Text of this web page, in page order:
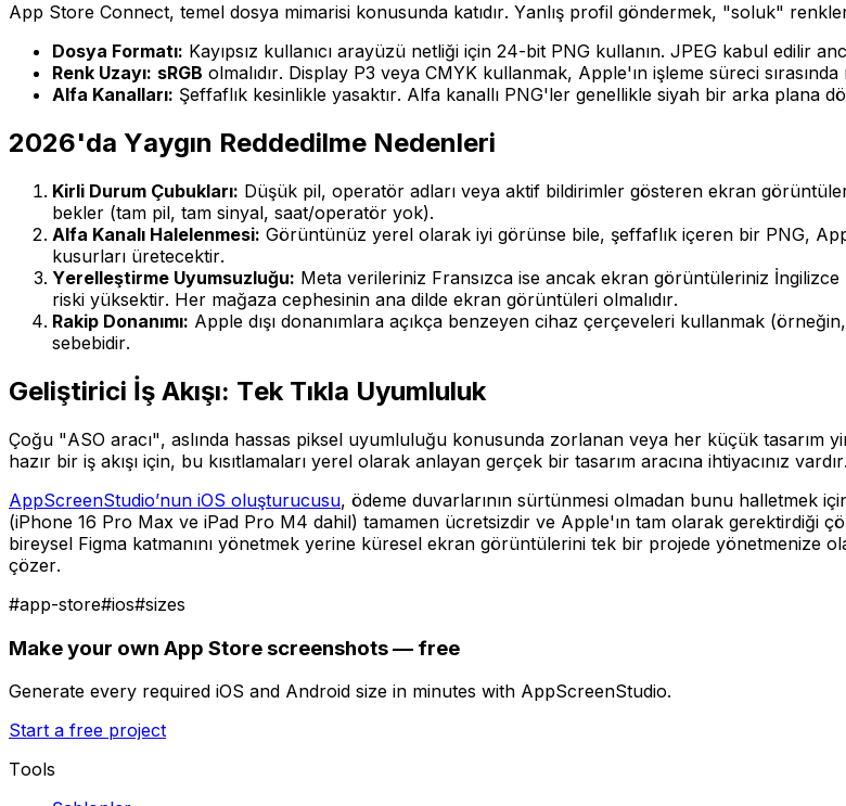
App Store Connect, temel dosya mimarisi konusunda katıdır. Yanlış profil göndermek, "soluk"
Dosya Formatı: Kayıpsız kullanıcı arayüzü netliği için 24-bit PNG kullanın. JPEG kabul edilir
Renk Uzayı: sRGB olmalıdır. Display P3 veya CMYK kullanmak, Apple'ın işleme süreci
Alfa Kanalları: Şeffaflık kesinlikle yasaktır. Alfa kanallı PNG'ler genellikle siyah bir arka plana
2026'da Yaygın Reddedilme Nedenleri
Kirli Durum Çubukları: Düşük pil, operatör adları veya aktif bildirimler gösteren ekran
bekler (tam pil, tam sinyal, saat/operatör yok).
Alfa Kanalı Halelenmesi: Görüntünüz yerel olarak iyi görünse bile, şeffaflık içeren bir PNG,
kusurları üretecektir.
Yerelleştirme Uyumsuzluğu: Meta verileriniz Fransızca ise ancak ekran görüntüleriniz
riski yüksektir. Her mağaza cephesinin ana dilde ekran görüntüleri olmalıdır.
Rakip Donanımı: Apple dışı donanımlara açıkça benzeyen cihaz çerçeveleri kullanmak
sebebidir.
Geliştirici İş Akışı: Tek Tıkla Uyumluluk
Çoğu "ASO aracı", aslında hassas piksel uyumluluğu konusunda zorlanan veya her küçük tasarım
hazır bir iş akışı için, bu kısıtlamaları yerel olarak anlayan gerçek bir tasarım aracına ihtiyacınız vardır.
AppScreenStudio’nun iOS oluşturucusu, ödeme duvarlarının sürtünmesi olmadan bunu halletmek
(iPhone 16 Pro Max ve iPad Pro M4 dahil) tamamen ücretsizdir ve Apple'ın tam olarak gerektirdiği
bireysel Figma katmanını yönetmek yerine küresel ekran görüntülerini tek bir projede yönetmenize
çözer.
#app-store#ios#sizes
Make your own App Store screenshots — free
Generate every required iOS and Android size in minutes with AppScreenStudio.
Start a free project
Tools